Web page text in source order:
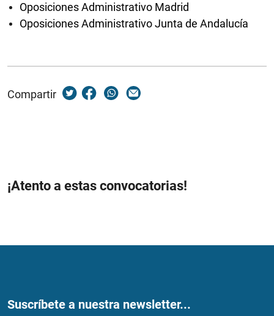
Oposiciones Administrativo Madrid
Oposiciones Administrativo Junta de Andalucía
Compartir
¡Atento a estas convocatorias!
Suscríbete a nuestra newsletter...